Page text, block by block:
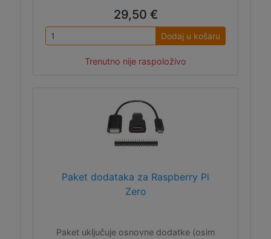
29,50 €
Dodaj u košaru
Trenutno nije raspoloživo
Paket dodataka za Raspberry Pi
Zero
Paket uključuje osnovne dodatke (osim